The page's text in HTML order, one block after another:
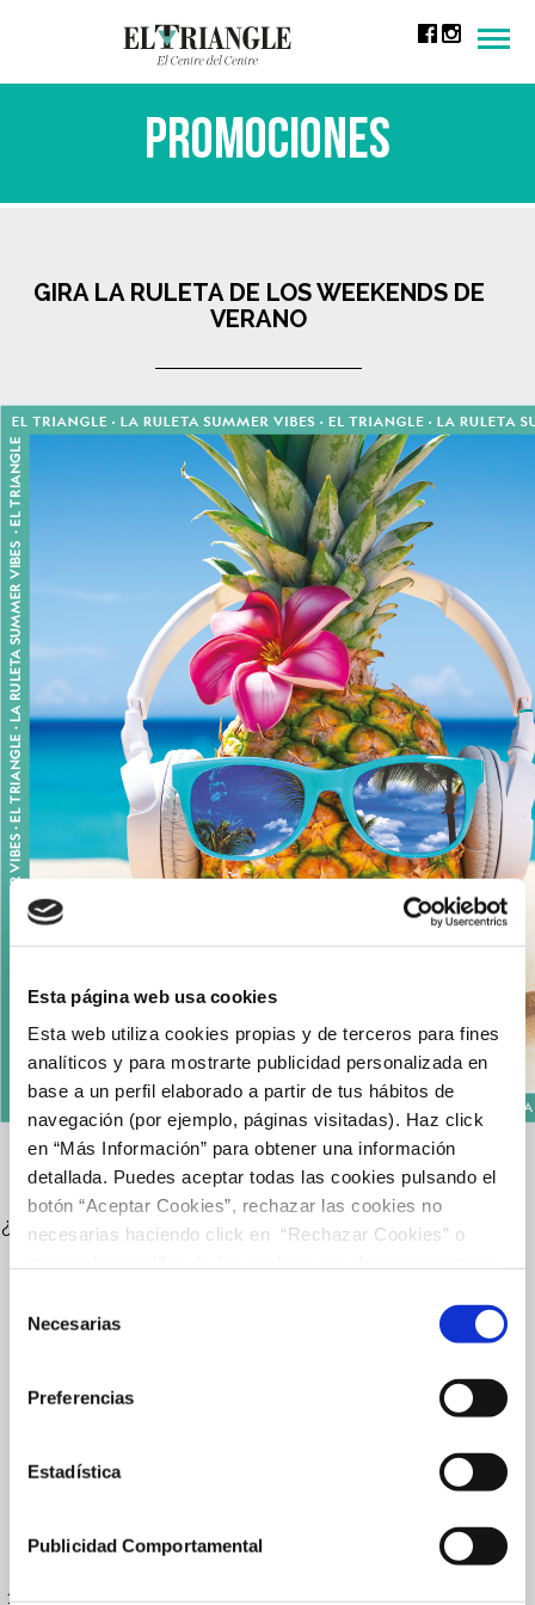
Esta página web usa cookies
Esta web utiliza cookies propias y de terceros para fines
analíticos y para mostrarte publicidad personalizada en
base a un perfil elaborado a partir de tus hábitos de
navegación (por ejemplo, páginas visitadas). Haz click
en “Más Información” para obtener una información
detallada. Puedes aceptar todas las cookies pulsando el
botón “Aceptar Cookies”, rechazar las cookies no
necesarias haciendo click en “Rechazar Cookies” o
Necesarias
Preferencias
Estadística
Publicidad Comportamental
Promociones
GIRA LA RULETA DE LOS WEEKENDS DE
VERANO
GIRA LA RULETA DE LOS WEEKENDS DE
VERANO
¿Ya has visto que tenemos una ruleta Summer Vibes llena
de premios instalada en el Centro?
Consigue fantásticos regalos este
charms de Havaianas,
helados de Hi Cream, muestras de
y toallas y neceseres de El Triangle.
¡Comprar en El Triangle este verano tiene premio!
1. Enseña un ticket de compra de cualquier operador (sin